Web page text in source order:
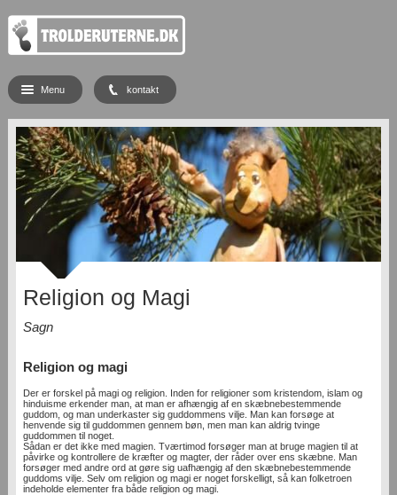
Religion og Magi
Sagn
Religion og magi
Der er forskel på magi og religion. Inden for religioner som kristendom, islam og
hinduisme erkender man, at man er afhængig af en skæbnebestemmende
guddom, og man underkaster sig guddommens vilje. Man kan forsøge at
henvende sig til guddommen gennem bøn, men man kan aldrig tvinge
guddommen til noget.
Sådan er det ikke med magien. Tværtimod forsøger man at bruge magien til at
påvirke og kontrollere de kræfter og magter, der råder over ens skæbne. Man
forsøger med andre ord at gøre sig uafhængig af den skæbnebestemmende
guddoms vilje. Selv om religion og magi er noget forskelligt, så kan folketroen
indeholde elementer fra både religion og magi.
Menu kontakt